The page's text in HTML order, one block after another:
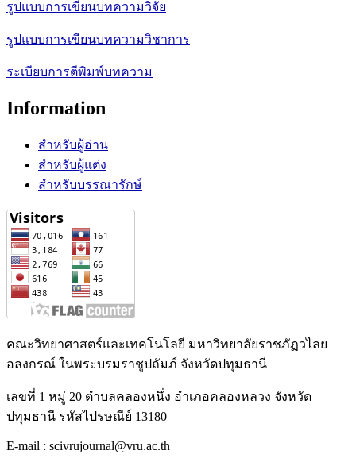
รูปแบบการเขียนบทความวิจัย
รูปแบบการเขียนบทความวิชาการ
ระเบียบการตีพิมพ์บทความ
Information
สำหรับผู้อ่าน
สำหรับผู้แต่ง
สำหรับบรรณารักษ์
คณะวิทยาศาสตร์และเทคโนโลยี มหาวิทยาลัยราชภัฏวไลย
อลงกรณ์ ในพระบรมราชูปถัมภ์ จังหวัดปทุมธานี
เลขที่ 1 หมู่ 20 ตำบลคลองหนึ่ง อำเภอคลองหลวง จังหวัด
ปทุมธานี รหัสไปรษณีย์ 13180
E-mail : scivrujournal@vru.ac.th